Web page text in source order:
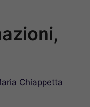
Chiappetta